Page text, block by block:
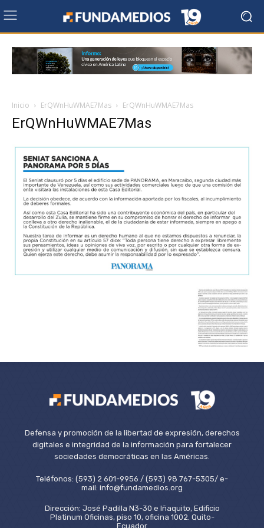
Inicio ErQWnHuWMAE7Mas ErQWnHuWMAE7Mas
ErQWnHuWMAE7Mas
Defensa y promoción de la libertad de expresión, derechos
digitales e integridad de la información para fortalecer
sociedades democráticas en las Américas.
Teléfonos: (593) 2 601-9956 / (593) 98 767-5305/ e-
mail: info@fundamedios.org
Dirección: José Padilla N3-30 e Iñaquito, Edificio
Platinum Oficinas, piso 10, oficina 1002. Quito-
Ecuador